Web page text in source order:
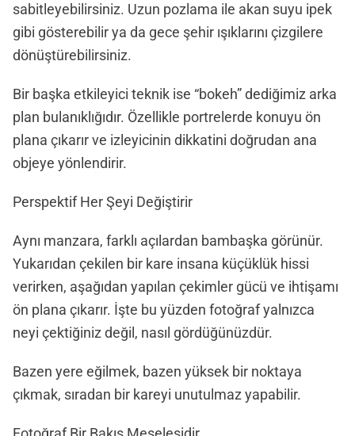
sabitleyebilirsiniz. Uzun pozlama ile akan suyu ipek
gibi gösterebilir ya da gece şehir ışıklarını çizgilere
dönüştürebilirsiniz.
Bir başka etkileyici teknik ise “bokeh” dediğimiz arka
plan bulanıklığıdır. Özellikle portrelerde konuyu ön
plana çıkarır ve izleyicinin dikkatini doğrudan ana
objeye yönlendirir.
Perspektif Her Şeyi Değiştirir
Aynı manzara, farklı açılardan bambaşka görünür.
Yukarıdan çekilen bir kare insana küçüklük hissi
verirken, aşağıdan yapılan çekimler gücü ve ihtişamı
ön plana çıkarır. İşte bu yüzden fotoğraf yalnızca
neyi çektiğiniz değil, nasıl gördüğünüzdür.
Bazen yere eğilmek, bazen yüksek bir noktaya
çıkmak, sıradan bir kareyi unutulmaz yapabilir.